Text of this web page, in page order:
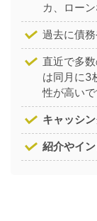
カ、ローン
過去に債
直近で多
は同月に3
性が高いで
キャッシ
紹介やイ